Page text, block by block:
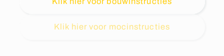
Klik hier voor mocinstructies